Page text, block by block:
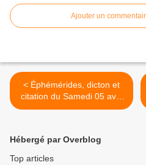
Ajouter un
< Éphémérides, dicton et
citation du Samedi 05 avril
2025
Hébergé par Overblog
Top articles